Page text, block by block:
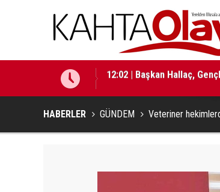
12:01 | Milletvekili Şan:
HABERLER GÜNDEM Veteriner